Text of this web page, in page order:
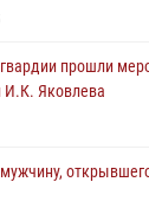
прошли
И.К. Яковлева